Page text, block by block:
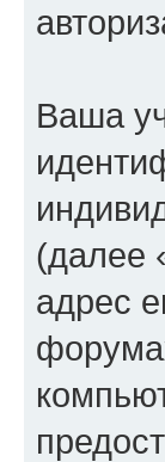
Ваша
(далее
адрес